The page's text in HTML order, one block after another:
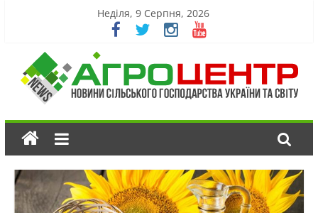
Неділя, 9 Серпня, 2026